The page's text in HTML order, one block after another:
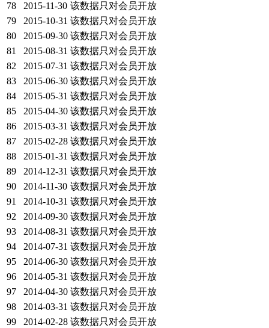
78
2015-11-30 该数据只对会员开放
79
2015-10-31 该数据只对会员开放
80
2015-09-30 该数据只对会员开放
81
2015-08-31 该数据只对会员开放
82
2015-07-31 该数据只对会员开放
83
2015-06-30 该数据只对会员开放
84
2015-05-31 该数据只对会员开放
85
2015-04-30 该数据只对会员开放
86
2015-03-31 该数据只对会员开放
87
2015-02-28 该数据只对会员开放
88
2015-01-31 该数据只对会员开放
89
2014-12-31 该数据只对会员开放
90
2014-11-30 该数据只对会员开放
91
2014-10-31 该数据只对会员开放
92
2014-09-30 该数据只对会员开放
93
2014-08-31 该数据只对会员开放
94
2014-07-31 该数据只对会员开放
95
2014-06-30 该数据只对会员开放
96
2014-05-31 该数据只对会员开放
97
2014-04-30 该数据只对会员开放
98
2014-03-31 该数据只对会员开放
99
2014-02-28 该数据只对会员开放